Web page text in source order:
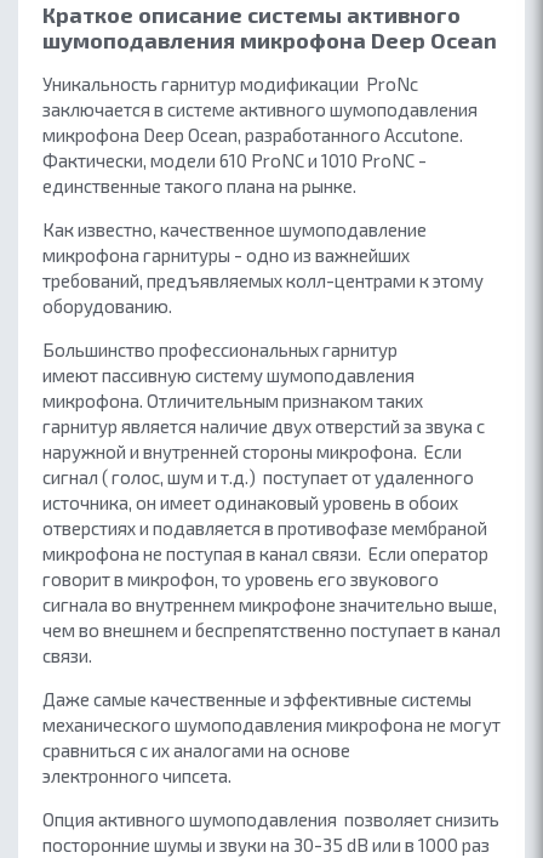
Краткое описание системы активного
шумоподавления микрофона Deep Ocean
Уникальность гарнитур модификации ProNc
заключается в системе активного шумоподавления
микрофона Deep Ocean, разработанного Accutone.
Фактически, модели 610 ProNC и 1010 ProNC -
единственные такого плана на рынке.
Как известно, качественное шумоподавление
микрофона гарнитуры - одно из важнейших
требований, предъявляемых колл-центрами к этому
оборудованию.
Большинство профессиональных гарнитур
имеютпассивную систему шумоподавления
микрофона. Отличительным признаком таких
гарнитур является наличие двух отверстий за звука с
наружной и внутренней стороны микрофона. Если
сигнал ( голос, шум и т.д.) поступает от удаленного
источника, он имеет одинаковый уровень в обоих
отверстиях и подавляется в противофазе мембраной
микрофона не поступая в канал связи. Если оператор
говорит в микрофон, то уровень его звукового
сигнала во внутреннем микрофоне значительно выше,
чем во внешнем и беспрепятственно поступает в канал
связи.
Даже самые качественные и эффективные системы
механического шумоподавления микрофона не могут
сравниться с их аналогами на основе
электронного чипсета.
Опция активного шумоподавления позволяет снизить
посторонние шумы и звуки на 30-35 dB или в 1000 раз